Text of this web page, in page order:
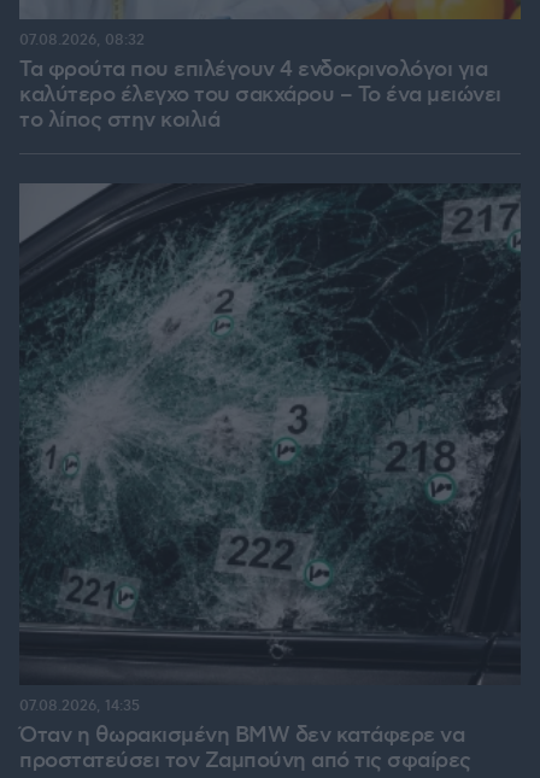
Τα φρούτα που επιλέγουν 4 ενδοκρινολόγοι για
καλύτερο έλεγχο του σακχάρου – Το ένα μειώνει
το λίπος στην κοιλιά
07.08.2026, 08:32
Όταν η θωρακισμένη BMW δεν κατάφερε να
προστατεύσει τον Ζαμπούνη από τις σφαίρες
07.08.2026, 14:35